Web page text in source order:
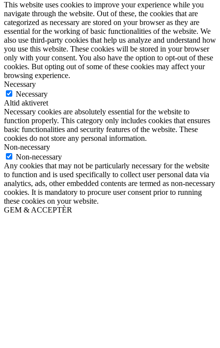
This website uses cookies to improve your experience while you
navigate through the website. Out of these, the cookies that are
categorized as necessary are stored on your browser as they are
essential for the working of basic functionalities of the website. We
also use third-party cookies that help us analyze and understand how
you use this website. These cookies will be stored in your browser
only with your consent. You also have the option to opt-out of these
cookies. But opting out of some of these cookies may affect your
browsing experience.
Necessary
Necessary
Altid aktiveret
Necessary cookies are absolutely essential for the website to
function properly. This category only includes cookies that ensures
basic functionalities and security features of the website. These
cookies do not store any personal information.
Non-necessary
Non-necessary
Any cookies that may not be particularly necessary for the website
to function and is used specifically to collect user personal data via
analytics, ads, other embedded contents are termed as non-necessary
cookies. It is mandatory to procure user consent prior to running
these cookies on your website.
GEM & ACCEPTÈR